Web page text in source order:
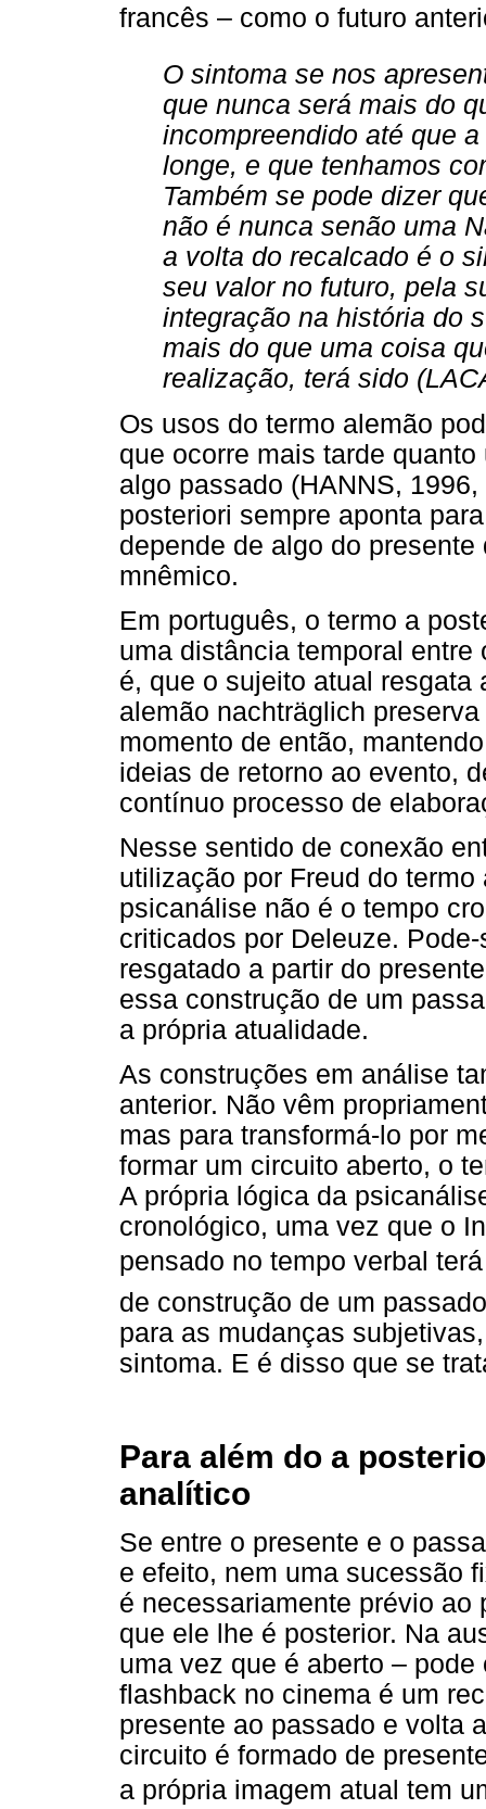
francês – como o futuro
O sintoma se nos
que nunca será mais do
incompreendido até que
longe, e que tenhamos
Também se pode dizer
não é nunca senão uma
a volta do recalcado é o
seu valor no futuro, pela
integração na história do
mais do que uma coisa
realização, terá sido
Os usos do termo alemão
que ocorre mais tarde
algo passado (HANNS,
posteriori sempre aponta
depende de algo do
mnêmico.
Em português, o termo a
uma distância temporal
é, que o sujeito atual resgata
alemão nachträglich
momento de então,
ideias de retorno ao evento,
contínuo processo de
Nesse sentido de conexão
utilização por Freud do
psicanálise não é o tempo
criticados por Deleuze.
resgatado a partir do
essa construção de um
a própria atualidade.
As construções em análise
anterior. Não vêm
mas para transformá-lo por
formar um circuito aberto, o
A própria lógica da
cronológico, uma vez que o
pensado no tempo verbal
de construção de um
para as mudanças
sintoma. E é disso que se
Para além do a
analítico
Se entre o presente e o
e efeito, nem uma sucessão
é necessariamente prévio ao
que ele lhe é posterior. Na
uma vez que é aberto –
flashback no cinema é um
presente ao passado e volta
circuito é formado de
a própria imagem atual tem